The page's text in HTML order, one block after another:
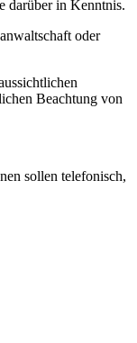
darüber in Kenntnis.
oder
Beachtung von
sollen telefonisch,